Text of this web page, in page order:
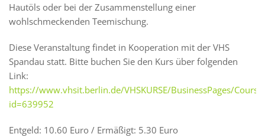
Hautöls oder bei der Zusammenstellung einer
wohlschmeckenden Teemischung.
Diese Veranstaltung findet in Kooperation mit der VHS
Spandau statt. Bitte buchen Sie den Kurs über folgenden
Link:
https://www.vhsit.berlin.de/VHSKURSE/BusinessPages/
id=639952
Entgeld: 10.60 Euro / Ermäßigt: 5.30 Euro